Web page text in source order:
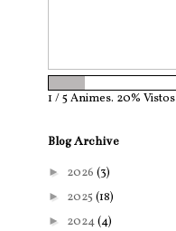
1 / 5 Animes. 20% Vistos
Blog Archive
► 2026 (3)
► 2025 (18)
► 2024(4)